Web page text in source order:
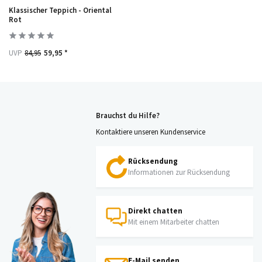
Klassischer Teppich - Oriental
Rot
UVP 84,95 59,95 *
Brauchst du Hilfe?
Kontaktiere unseren Kundenservice
Rücksendung
Informationen zur Rücksendung
Direkt chatten
Mit einem Mitarbeiter chatten